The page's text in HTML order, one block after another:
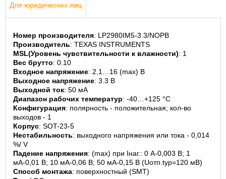
Для юридических лиц
Номер производителя: LP2980IM5-3.3/NOPB
Производитель: TEXAS INSTRUMENTS
MSL(Уровень чувствительности к влажности): 1
Вес брутто: 0.10
Входное напряжение: 2,1…16 (max) В
Выходное напряжение: 3.3 В
Выходной ток: 50 мА
Диапазон рабочих температур: -40…+125 °С
Конфигурация: полярность - положительная; кол-во
выходов - 1
Корпус: SOT-23-5
Нестабильность: выходного напряжения или тока - 0,014
%/ V
Падение напряжения: (max) при Iнаг.: 0 А-0,003 В; 1
мА-0,01 В; 10 мА-0,06 В; 50 мА-0,15 В (Uотп.typ=120 мВ)
Способ монтажа: поверхностный (SMT)